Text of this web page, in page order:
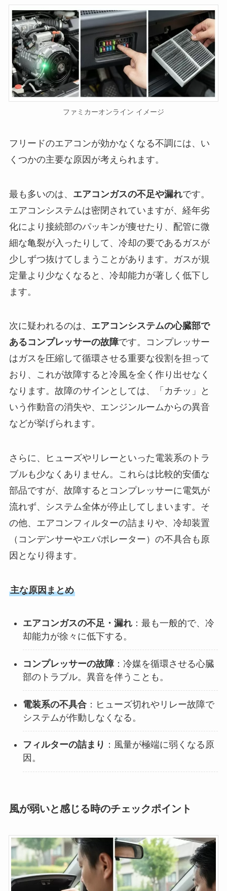
ファミカーオンライン イメージ
フリードのエアコンが効かなくなる不調には、い
くつかの主要な原因が考えられます。
最も多いのは、 エアコンガスの不足や漏れです。
エアコンシステムは密閉されていますが、経年劣
化により接続部のパッキンが痩せたり、配管に微
細な亀裂が入ったりして、冷却の要であるガスが
少しずつ抜けてしまうことがあります。ガスが規
定量より少なくなると、冷却能力が著しく低下し
ます。
次に疑われるのは、 エアコンシステムの心臓部で
あるコンプレッサーの故障です。コンプレッサー
はガスを圧縮して循環させる重要な役割を担って
おり、これが故障すると冷風を全く作り出せなく
なります。故障のサインとしては、「カチッ」と
いう作動音の消失や、エンジンルームからの異音
などが挙げられます。
さらに、ヒューズやリレーといった電装系のトラ
ブルも少なくありません。これらは比較的安価な
部品ですが、故障するとコンプレッサーに電気が
流れず、システム全体が停止してしまいます。そ
の他、エアコンフィルターの詰まりや、冷却装置
（コンデンサーやエバポレーター）の不具合も原
因となり得ます。
主な原因まとめ
エアコンガスの不足・漏れ：最も一般的で、冷
却能力が徐々に低下する。
コンプレッサーの故障：冷媒を循環させる心臓
部のトラブル。異音を伴うことも。
電装系の不具合：ヒューズ切れやリレー故障で
システムが作動しなくなる。
フィルターの詰まり ：風量が極端に弱くなる原
因。
風が弱いと感じる時のチェックポイント